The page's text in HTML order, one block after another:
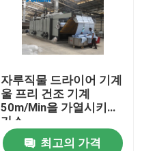
자루직물 드라이어 기계
울 프리 건조 기계
50m/Min을 가열시키는
가스
최고의 가격